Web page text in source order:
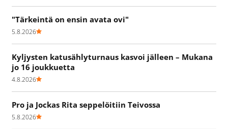
"Tärkeintä on ensin avata ovi"
5.8.2026
Kyljysten katusählyturnaus kasvoi jälleen – Mukana
jo 16 joukkuetta
4.8.2026
Pro ja Jockas Rita seppelöitiin Teivossa
5.8.2026